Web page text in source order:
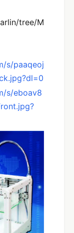
tree/M
s/paaqeoj
s/eboav8